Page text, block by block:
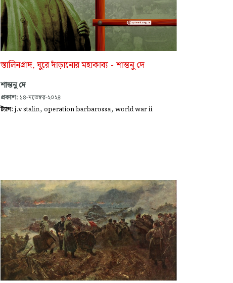
স্তালিনগ্রাদ, ঘুরে দাঁড়ানোর মহাকাব্য - শান্তনু দে
শান্তনু দে
প্রকাশ: ১৪-নভেম্বর-২০২৪
ট্যাগ:j.v stalin, operation barbarossa, world war ii